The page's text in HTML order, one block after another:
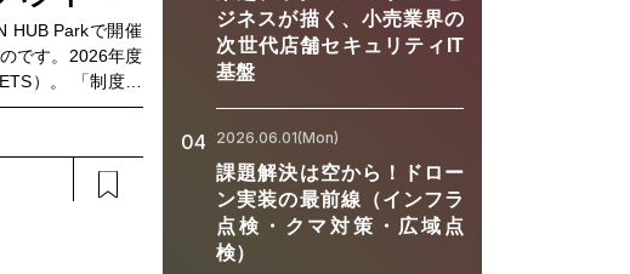
コモグループに
ご紹介。推進体
点から取り組み
営や事業の視点
として、ぜひご
サステナビリテ
者の方・生物多
巻き込み方に悩
HUB Parkで開催
です。2026年度
「制度の
る。」 「社内体
本格始動に向
度を実務に落と
ントを解説しま
を交えたクロス
ジネスが描く、小売業界の
次世代店舗セキュリティIT
基盤
04 2026.06.01(Mon)
課題解決は空から！ドロー
ン実装の最前線（インフラ
点検・クマ対策・広域点
検）